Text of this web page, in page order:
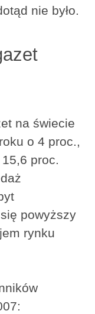
nie było.
na świecie
o 4 proc.,
proc.
powyższy
rynku